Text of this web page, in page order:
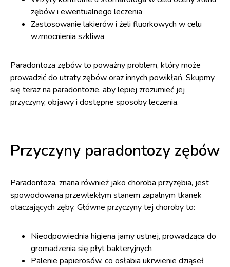
zębów i ewentualnego leczenia
Zastosowanie lakierów i żeli fluorkowych w celu
wzmocnienia szkliwa
Paradontoza zębów to poważny problem, który może
prowadzić do utraty zębów oraz innych powikłań. Skupmy
się teraz na paradontozie, aby lepiej zrozumieć jej
przyczyny, objawy i dostępne sposoby leczenia.
Przyczyny paradontozy zębów
Paradontoza, znana również jako choroba przyzębia, jest
spowodowana przewlekłym stanem zapalnym tkanek
otaczających zęby. Główne przyczyny tej choroby to:
Nieodpowiednia higiena jamy ustnej, prowadząca do
gromadzenia się płyt bakteryjnych
Palenie papierosów, co osłabia ukrwienie dziąseł